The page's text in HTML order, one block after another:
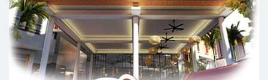
সিলেটে সড়ক দু*র্ঘ*ট*নায় প্রাণ গেল যুবকের
নর্থ ইস্ট ইউনিভার্সিটিতে রচনা ও আবৃত্তি
প্রতিযোগিতার পুরষ্কার বিতরণী অনুষ্ঠিত